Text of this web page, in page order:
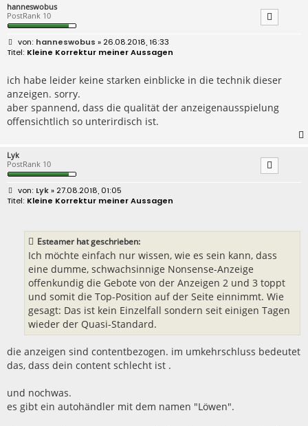
hanneswobus
PostRank 10
B
e
r
a
g
hanneswobus » 26.08.2018, 16:33
Kleine Korrektur meiner Aussagen
ich habe leider keine starken einblicke in die technik dieser
anzeigen. sorry.
aber spannend, dass die qualität der anzeigenausspielung
offensichtlich so unterirdisch ist.
Lyk
PostRank 10
B
e
i
Lyk» 27.08.2018, 01:05
Kleine Korrektur meiner Aussagen
Esteamer hat geschrieben:
Ich möchte einfach nur wissen, wie es sein kann, dass
eine dumme, schwachsinnige Nonsense-Anzeige
offenkundig die Gebote von der Anzeigen 2 und 3 toppt
und somit die Top-Position auf der Seite einnimmt. Wie
gesagt: Das ist kein Einzelfall sondern seit einigen Tagen
wieder der Quasi-Standard.
die anzeigen sind contentbezogen. im umkehrschluss bedeutet
das, dass dein content schlecht ist .
und nochwas.
es gibt ein autohändler mit dem namen "Löwen".